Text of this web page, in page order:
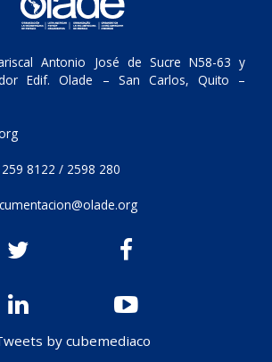
Antonio José de Sucre N58-63 y
Edif. Olade – San Carlos, Quito –
8122 / 2598 280
by cubemediaco